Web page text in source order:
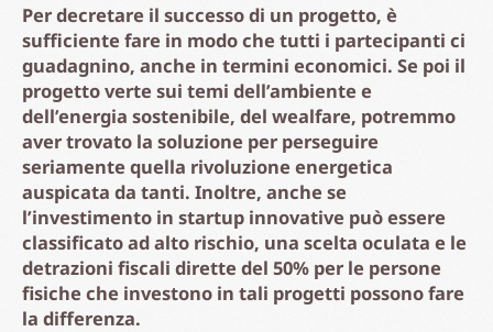
Per decretare il successo di un progetto, è
sufficiente fare in modo che tutti i partecipanti ci
guadagnino, anche in termini economici. Se poi il
progetto verte sui temi dell’ambiente e
dell’energia sostenibile, del wealfare, potremmo
aver trovato la soluzione per perseguire
seriamente quella rivoluzione energetica
auspicata da tanti. Inoltre, anche se
l’investimento in startup innovative può essere
classificato ad alto rischio, una scelta oculata e le
detrazioni fiscali dirette del 50% per le persone
fisiche che investono in tali progetti possono fare
la differenza.